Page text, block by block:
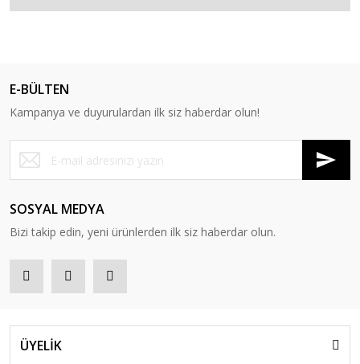
E-BÜLTEN
Kampanya ve duyurulardan ilk siz haberdar olun!
SOSYAL MEDYA
Bizi takip edin, yeni ürünlerden ilk siz haberdar olun.
ÜYELİK